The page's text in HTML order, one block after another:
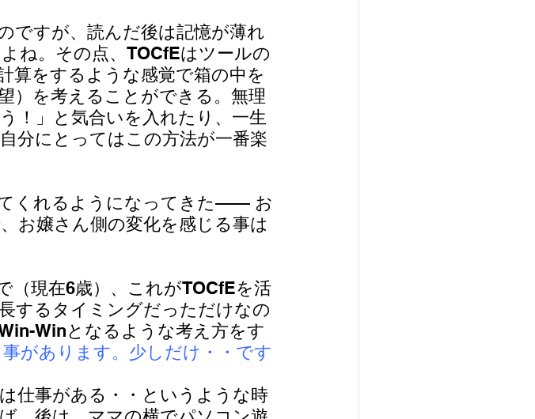
ですが、読んだ後は記憶が薄れ
ね。その点、TOCfEはツールの
算をするような感覚で箱の中を
）を考えることができる。無理
！」と気合いを入れたり、一生
分にとってはこの方法が一番楽
くれるようになってきた—— お
お嬢さん側の変化を感じる事は
（現在6歳）、これがTOCfEを活
するタイミングだっただけなの
Winとなるような考え方をす
があります。少しだけ・・です
仕事がある・・というような時